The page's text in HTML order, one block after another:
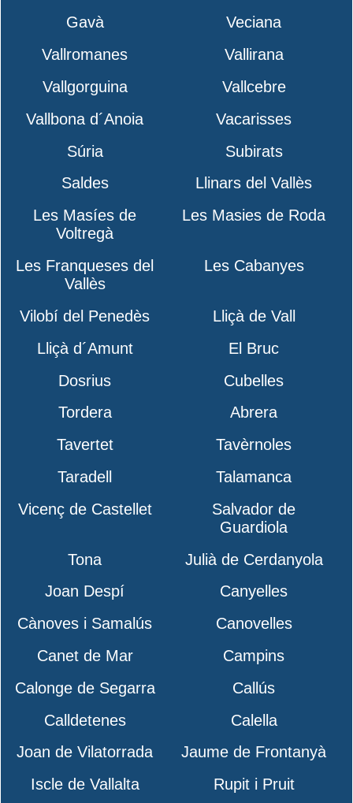
Gavà
Veciana
Vallromanes
Vallirana
Vallgorguina
Vallcebre
Vallbona d´Anoia
Vacarisses
Súria
Subirats
Saldes
Llinars del Vallès
Les Masíes de
Voltregà
Les Masies de Roda
Les Franqueses del
Vallès
Les Cabanyes
Vilobí del Penedès
Lliçà de Vall
Lliçà d´Amunt
El Bruc
Dosrius
Cubelles
Tordera
Abrera
Tavertet
Tavèrnoles
Taradell
Talamanca
Vicenç de Castellet
Salvador de
Guardiola
Tona
Julià de Cerdanyola
Joan Despí
Canyelles
Cànoves i Samalús
Canovelles
Canet de Mar
Campins
Calonge de Segarra
Callús
Calldetenes
Calella
Joan de Vilatorrada
Jaume de Frontanyà
Iscle de Vallalta
Rupit i Pruit